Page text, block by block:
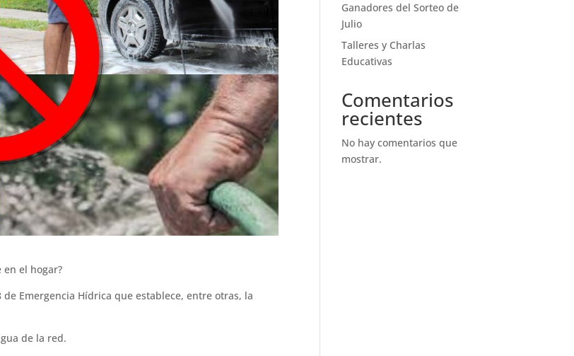
en el hogar?
Emergencia Hídrica que establece, entre otras, la
de la red.
Ganadores del Sorteo de
Julio
Talleres y Charlas
Educativas
Comentarios
recientes
No hay comentarios que
mostrar.